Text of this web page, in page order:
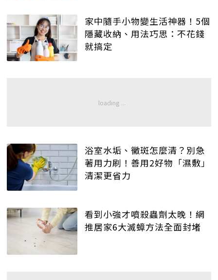
家中隨手小物變生活神器！5個
隱藏收納、用法巧思：不花錢
就搞定
浴室水垢、黴斑怎麼清？別急
著用力刷！善用2好物「濕敷」
清潔更省力
看到小強才噴殺蟲劑太晚！網
推居家6大滅蟑方法全面封堵